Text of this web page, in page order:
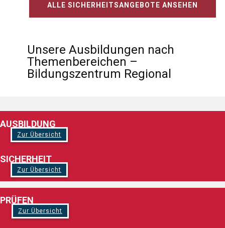
ALLE SICHERHEITSANGEBOTE ANSEHEN
Unsere Ausbildungen nach
Themenbereichen –
Bildungszentrum Regional
AUSBILDUNG
Zur Übersicht
SICHERHEIT
Zur Übersicht
PRÜFEN
Zur Übersicht